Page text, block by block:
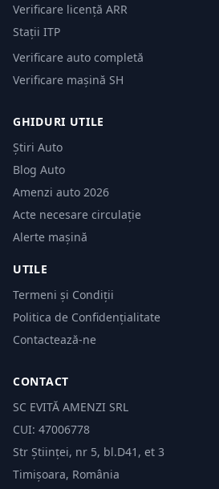
Verificare licență ARR
Stații ITP
Verificare auto completă
Verificare mașină SH
GHIDURI UTILE
Știri Auto
Blog Auto
Amenzi auto 2026
Acte necesare circulație
Alerte mașină
UTILE
Termeni și Condiții
Politica de Confidențialitate
Contactează-ne
CONTACT
SC EVITĂ AMENZI SRL
CUI: 47006778
Str Științei, nr 5, bl.D41, et 3
Timișoara, România